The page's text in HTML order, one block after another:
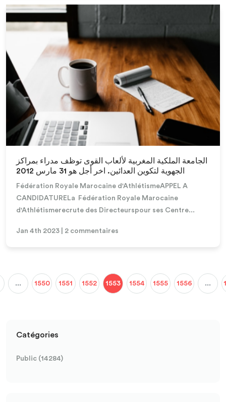
Lire la suite
الجامعة الملكية المغربية لألعاب القوى توظف مدراء بمراكز
الجهوية لتكوين العدائين. اخر أجل هو 31 مارس 2012
Fédération Royale Marocaine d'AthlétismeAPPEL A
CANDIDATURELa Fédération Royale Marocaine
d'Athlétismerecrute des Directeurspour ses Centre...
Jan 4th 2023 | 2 commentaires
... 1550 1551 1552 1553 1554 1555 1556 ...
Catégories
Public (14284)